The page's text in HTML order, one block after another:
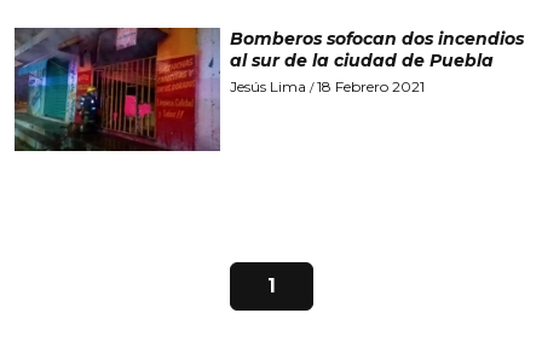
Bomberos sofocan dos incendios
al sur de la ciudad de Puebla
Jesús Lima /18 Febrero 2021
1